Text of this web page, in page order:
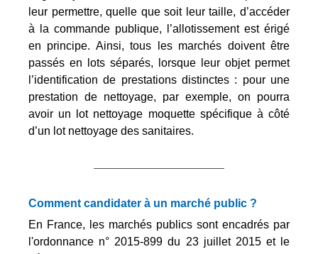
leur permettre, quelle que soit leur taille, d’accéder
à la commande publique, l’allotissement est érigé
en principe. Ainsi, tous les marchés doivent être
passés en lots séparés, lorsque leur objet permet
l’identification de prestations distinctes : pour une
prestation de nettoyage, par exemple, on pourra
avoir un lot nettoyage moquette spécifique à côté
d’un lot nettoyage des sanitaires.
Comment candidater à un marché public ?
En France, les marchés publics sont encadrés par
l'ordonnance n° 2015-899 du 23 juillet 2015 et le